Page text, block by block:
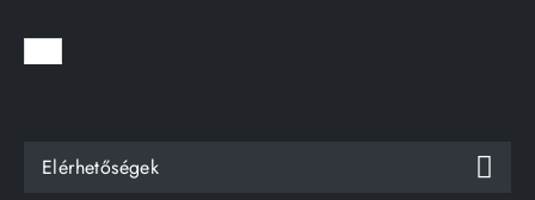
Elérhetőségek